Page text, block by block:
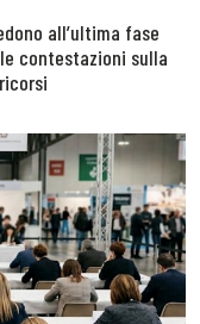
all’ultima fase
contestazioni sulla